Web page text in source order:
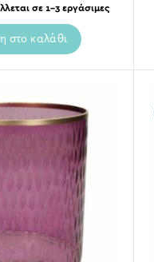
σε 1-3 εργάσιμες
στο καλάθι